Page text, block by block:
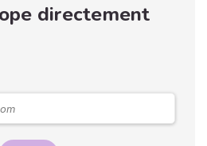
directement